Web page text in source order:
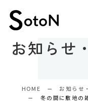
お知らせ
HOME お知らせ
冬の間に敷地の